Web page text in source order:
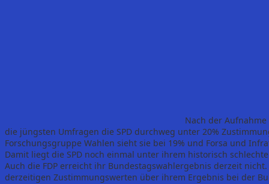
Nach der
die jüngsten Umfragen die SPD durchweg unter 20%
Forschungsgruppe Wahlen sieht sie bei 19% und Forsa und
Damit liegt die SPD noch einmal unter ihrem historisch
Auch die FDP erreicht ihr Bundestagswahlergebnis derzeit
derzeitigen Zustimmungswerten über ihrem Ergebnis bei der